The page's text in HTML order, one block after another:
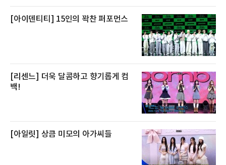
[아이덴티티] 15인의 꽉찬 퍼포먼스
[리센느] 더욱 달콤하고 향기롭게 컴
백!
[아일릿] 상큼 미모의 아가씨들